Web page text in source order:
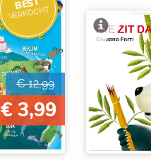
BEST
VERKOCHT
€ 12,99
€ 3,99